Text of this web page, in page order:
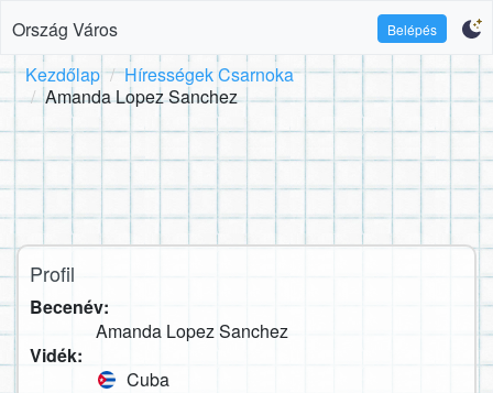
Ország Város Belépés
Kezdőlap
Hírességek Csarnoka
Amanda Lopez Sanchez
Profil
Becenév:
Amanda Lopez Sanchez
Vidék:
Cuba